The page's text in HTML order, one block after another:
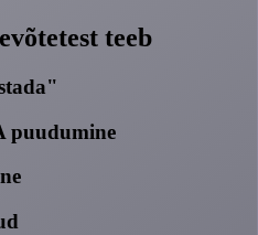
teeb
puudumine